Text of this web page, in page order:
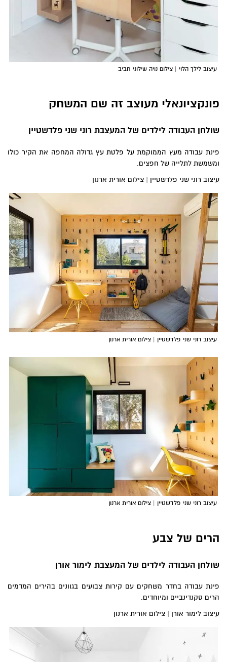
עיצוב לילך הלוי | צילום נויה שילוני חביב
פונקציונאלי מעוצב זה שם המשחק
שולחן העבודה לילדים של המעצבת רוני שני פלדשטיין
פינת עבודה מעץ הממוקמת על פלטת עץ גדולה המחפה את הקיר כולו
ומשמשת לתלייה של חפצים.
עיצוב רוני שני פלדשטיין | צילום אורית ארנון
עיצוב רוני שני פלדשטיין | צילום אורית ארנון
עיצוב רוני שני פלדשטיין | צילום אורית ארנון
הרים של צבע
שולחן העבודה לילדים של המעצבת לימור אורן
פינת עבודה בחדר משחקים עם קירות צבועים בגוונים בהירים המדמים
הרים סקנדינביים ומיוחדים.
עיצוב לימור אורן | צילום אורית ארנון